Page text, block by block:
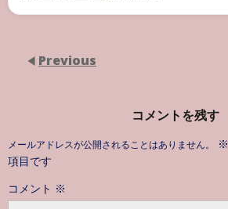
Previous
コメントを残す
メールアドレスが公開されることはありません。 ※
項目です
コメント ※